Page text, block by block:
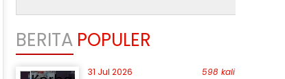
BERITA POPULER
31 Jul 2026 598 kali